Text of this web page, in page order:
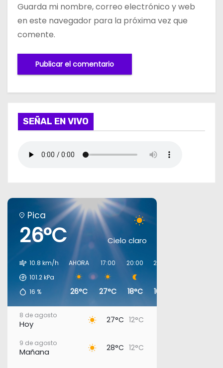
Guarda mi nombre, correo electrónico y web
en este navegador para la próxima vez que
comente.
SEÑAL EN VIVO
Pica
26°C Cielo claro
10.8 km/h
101.2kPa
16 %
AHORA
26°C
17:00
27°C
20:00
18°C
23:00
16°C
8 de agosto
Hoy 27°C 12°C
9 de agosto
Mañana 28°C 12°C